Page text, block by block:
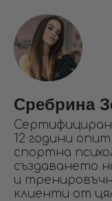
Сребрина
12 години
спортна
създаването
и
клиенти от